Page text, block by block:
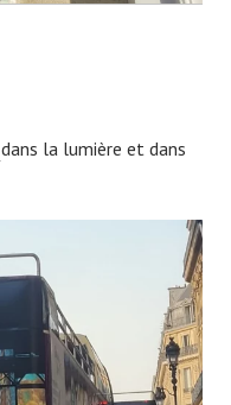
dans la lumière et dans